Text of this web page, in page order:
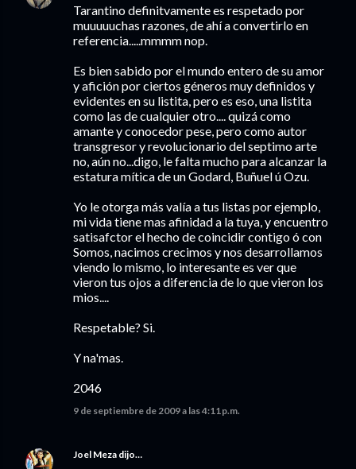
Tarantino definitvamente es respetado por
muuuuuchas razones, de ahí a convertirlo en
referencia.....mmmm nop.
Es bien sabido por el mundo entero de su amor
y afición por ciertos géneros muy definidos y
evidentes en su listita, pero es eso, una listita
como las de cualquier otro.... quizá como
amante y conocedor pese, pero como autor
transgresor y revolucionario del septimo arte
no, aún no...digo, le falta mucho para alcanzar la
estatura mítica de un Godard, Buñuel ú Ozu.
Yo le otorga más valía a tus listas por ejemplo,
mi vida tiene mas afinidad a la tuya, y encuentro
satisafctor el hecho de coincidir contigo ó con
Somos, nacimos crecimos y nos desarrollamos
viendo lo mismo, lo interesante es ver que
vieron tus ojos a diferencia de lo que vieron los
mios....
Respetable? Si.
Y na'mas.
2046
9 de septiembre de 2009 a las 4:11 p.m.
Joel Meza dijo…